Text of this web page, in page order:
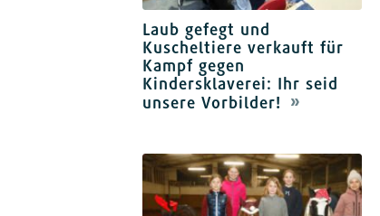
Laub gefegt und
Kuscheltiere verkauft für
Kampf gegen
Kindersklaverei: Ihr seid
unsere Vorbilder!